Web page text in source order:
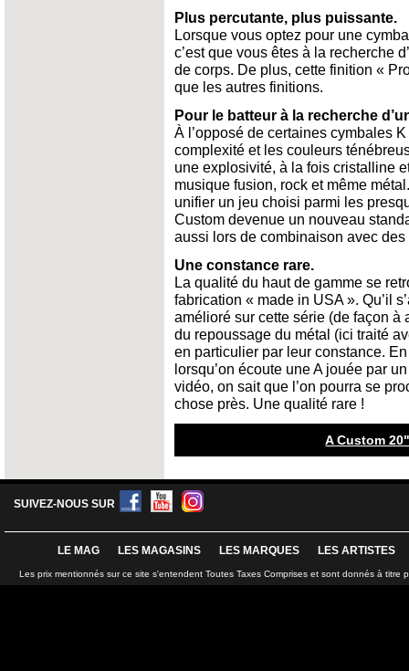
Plus percutante, plus puissante.
Lorsque vous optez pour une
c’est que vous êtes à la recherche
de corps. De plus, cette finition «
que les autres finitions.
Pour le batteur à la recherche
À l’opposé de certaines cymbales
complexité et les couleurs
une explosivité, à la fois cristalline
musique fusion, rock et même
unifier un jeu choisi parmi les
Custom devenue un nouveau
aussi lors de combinaison avec
Une constance rare.
La qualité du haut de gamme se
fabrication « made in USA ». Qu’il
amélioré sur cette série (de façon
du repoussage du métal (ici traité
en particulier par leur constance.
lorsqu’on écoute une A jouée par
vidéo, on sait que l’on pourra se
chose près. Une qualité rare !
A Custom
SUIVEZ-NOUS SUR
LE MAG LES MAGASINS LES MARQUES LES ARTISTES
Les prix mentionnés sur ce site s'entendent Toutes Taxes Comprises et sont donnés à